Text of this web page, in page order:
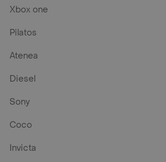
Xbox one
Pilatos
Atenea
Diesel
Sony
Coco
Invicta